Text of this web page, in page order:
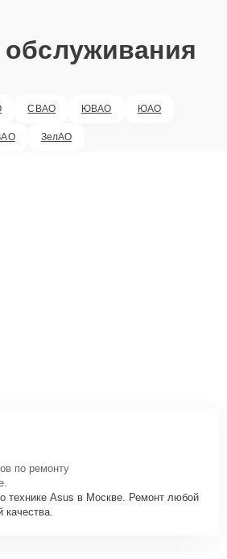
СВАО ЮВАО ЮАО
ЗелАО
по ремонту
технике Asus в Москве. Ремонт любой
качества.